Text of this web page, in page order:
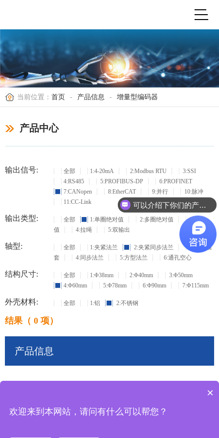
当前位置： 首页 - 产品信息 - 增量型编码器
产品中心
输出信号: 全部 1:4-20mA 2:Modbus RTU
3:SSI
4:RS485
5:PROFIBUS-DP
6:PROFINET
7:CANopen
8:EtherCAT 9:并行
10:脉冲
11:CC-Link
输出类型: 全部 1:单圈绝对值 2:多圈绝对值
3:增量
值
4:拉绳 5:双输出
轴型: 全部 1:夹紧法兰 2:夹紧同步法兰
3:盲孔轴
套
4:同步法兰 5:方型法兰 6:通孔空心
结构尺寸: 全部 1:Φ38mm 2:Φ40mm
3:Φ50mm
4:Φ60mm
5:Φ78mm 6:Φ90mm 7:Φ115mm
外壳材料: 全部 1:铝 2:不锈钢
结果（ 0 项）
产品信息
可以介绍下你们的产品么？
×
欢迎来到本网站，请问有什么可以帮您？